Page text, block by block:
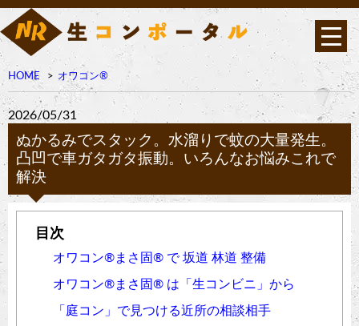
HOME オワコン®︎
2026/05/31
ぬかるみでスタック。水溜りで蚊の大量発生。
凸凹で車ガタガタ振動。いろんなお悩みこれで
解決
オワコン®︎まさ固®︎ で 坂道 林道 整備
オワコン®︎まさ固®︎ は「生コンビニ」から
「庭コン」で見つける近所の相談相手